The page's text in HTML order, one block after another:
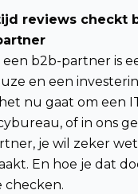
reviews checkt
b2b-partner is
en een
nu gaat om een
of in ons
je wil zeker
En hoe je dat
checken.